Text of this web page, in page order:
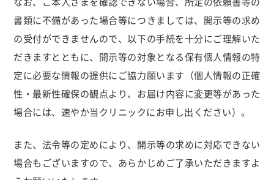
書類に不備があった場合等につきましては、開示等の求め
の受付ができませんので、以下の手続を十分にご理解いた
だきますとともに、開示等の対象となる保有個人情報の特
定に必要な情報の提供にご協力願います（個人情報の正確
性・最新性確保の観点より、お届け内容に変更等があった
場合には、速やか当クリニックにお申し出ください）。
また、法令等の定めにより、開示等の求めに対応できない
場合もございますので、あらかじめご了承いただきますよ